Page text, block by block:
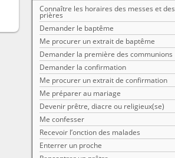
Connaître les horaires des messes et des
prières
Demander le baptême
Me procurer un extrait de baptême
Demander la première des communions
Demander la confirmation
Me procurer un extrait de confirmation
Me préparer au mariage
Devenir prêtre, diacre ou religieux(se)
Me confesser
Recevoir l’onction des malades
Enterrer un proche